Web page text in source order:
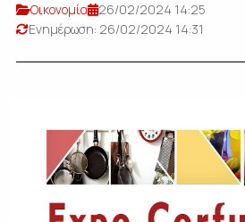
Οικονομία
26/02/2024 14:25
Ενημέρωση: 26/02/2024 14:31